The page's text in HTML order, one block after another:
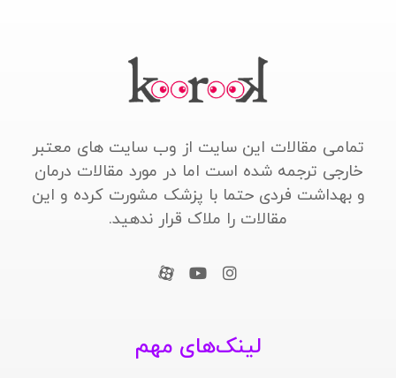
تمامی مقالات این سایت از وب سایت های معتبر
خارجی ترجمه شده است اما در مورد مقالات درمان
و بهداشت فردی حتما با پزشک مشورت کرده و این
مقالات را ملاک قرار ندهید.
لینک‌های مهم